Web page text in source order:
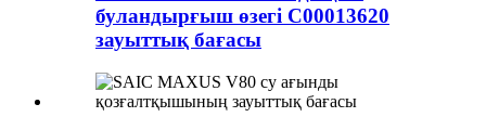
буландырғыш өзегі C00013620
зауыттық бағасы